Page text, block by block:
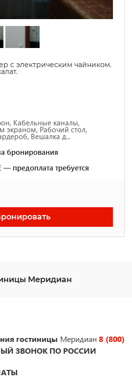
с электрическим чайником.
Кабельные каналы,
экраном, Рабочий стол,
Вешалка д...
бронирования
предоплата требуется
Меридиан
гостиницы Меридиан 8 (800)
ЗВОНОК ПО РОССИИ